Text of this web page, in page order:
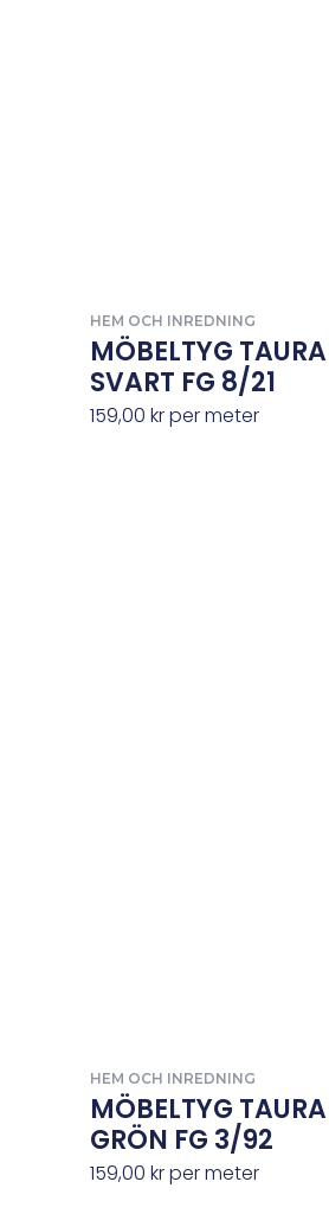
HEM OCH INREDNING
MÖBELTYG TAURA
SVART FG 8/21
159,00 krper meter
HEM OCH INREDNING
MÖBELTYG TAURA
GRÖN FG 3/92
159,00 krper meter